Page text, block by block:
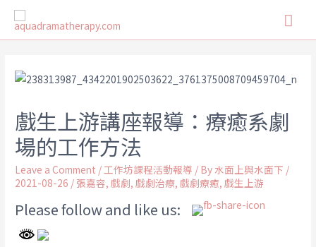
戲生上游講座報導：療癒系劇
場的工作方法
Leave a Comment / 工作坊課程活動報導 / By 水面上與水面下 /
2021-08-26 / 張嘉容,戲劇,戲劇治療,戲劇療癒,戲生上游
Please follow and like us: